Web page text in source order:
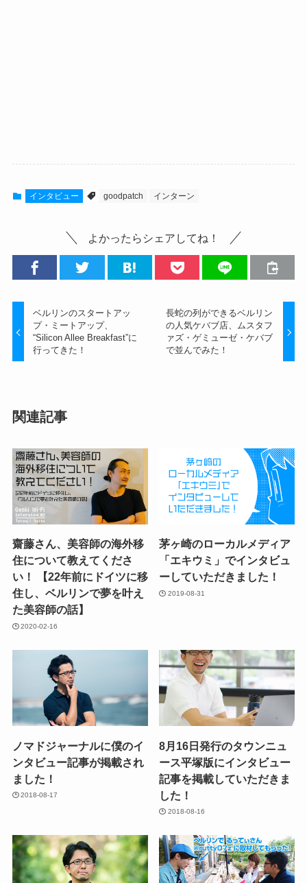
インタビュー goodpatch インターン
よかったらシェアしてね！
ベルリンのスタートアッ
プ・ミートアップ、
“Silicon Allee Breakfast”に
行ってきた！
長蛇の列ができるベルリン
の人気ケバブ店、ムスタフ
ァズ・ゲミューゼ・ケバブ
で並んでみた！
関連記事
齋藤さん、美容師の海外移
住について教えてくださ
い！ 【22年前にドイツに移
住し、ベルリンで夢を叶え
た美容師の話】
2020-02-16
茅ヶ崎のローカルメディア
「エキウミ」でインタビュ
ーしていただきました！
2019-08-31
ノマドジャーナルに僕のイ
ンタビュー記事が掲載され
ました！
2018-08-17
8月16日発行のタウンニュ
ース平塚版にインタビュー
記事を掲載していただきま
した！
2018-08-16